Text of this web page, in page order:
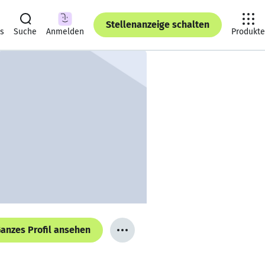
Suche Anmelden
Stellenanzeige schalten
Produkte
Profil ansehen